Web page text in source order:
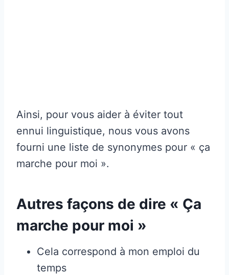
Ainsi, pour vous aider à éviter tout
ennui linguistique, nous vous avons
fourni une liste de synonymes pour « ça
marche pour moi ».
Autres façons de dire « Ça
marche pour moi »
Cela correspond à mon emploi du
temps